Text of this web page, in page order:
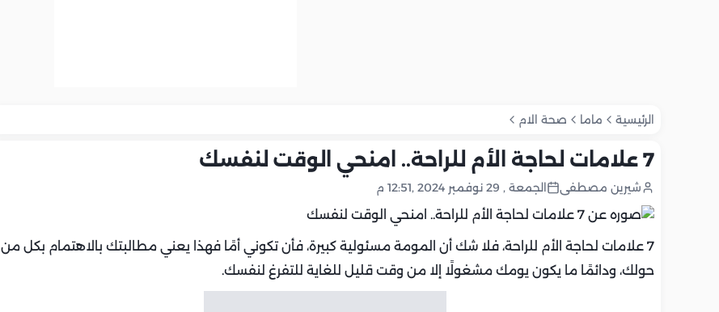
الرئيسية ماما صحة الام
7 علامات لحاجة الأم للراحة.. امنحي الوقت لنفسك
شيرين مصطفى الجمعة , 29 نوفمبر 2024 ,12:51 م
7 علامات لحاجة الأم للراحة، فلا شك أن المومة مسئولية كبيرة، فأن تكوني أمًا فهذا يعني مطالبتك بالاهتمام بكل من
حولك، ودائمًا ما يكون يومك مشغولًا إلا من وقت قليل للغاية للتفرغ لنفسك.